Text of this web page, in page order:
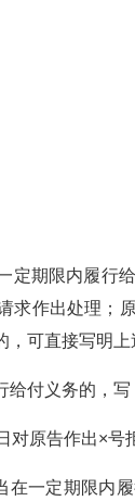
期限内履行
求作出处理；
，可直接写明上
付义务的，写
原告作出×号
一定期限内